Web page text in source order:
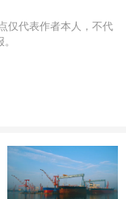
仅代表作者本人，不代